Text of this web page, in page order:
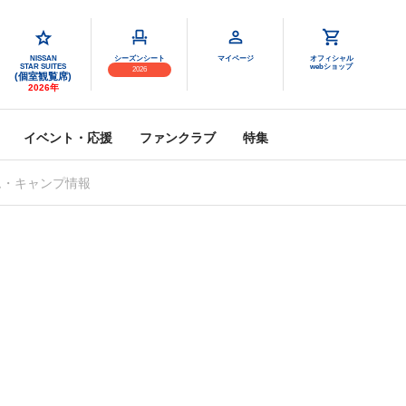
NISSAN
STAR SUITES
(個室観覧席)
2026年
シーズンシート
2026
マイページ
オフィシャル
webショップ
イベント・応援 ファンクラブ 特集
キャンプ情報